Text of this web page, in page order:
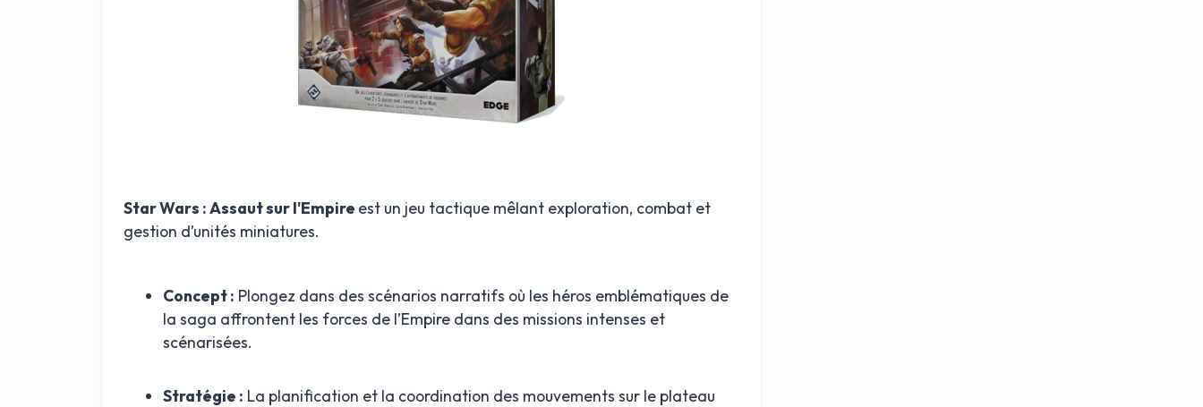
Star Wars : Assaut sur l'Empire est un jeu tactique mêlant exploration, combat et
gestion d’unités miniatures.
Concept : Plongez dans des scénarios narratifs où les héros emblématiques de
la saga affrontent les forces de l’Empire dans des missions intenses et
scénarisées.
Stratégie : La planification et la coordination des mouvements sur le plateau